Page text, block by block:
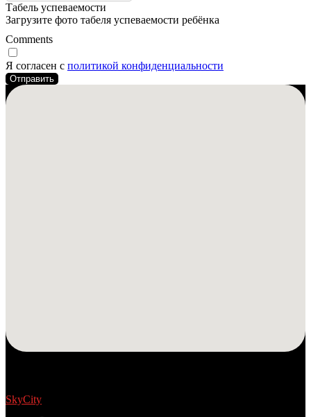
Табель успеваемости
Загрузите фото табеля успеваемости ребёнка
Comments
Я согласен с политикой конфиденциальности
Отправить
SkyCity